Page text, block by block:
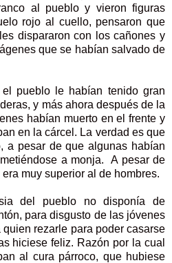
al pueblo y vieron figuras
rojo al cuello, pensaron que
dispararon con los cañones y
que se habían salvado de
pueblo le habían tenido gran
y más ahora después de la
habían muerto en el frente y
en la cárcel. La verdad es que
a pesar de que algunas habían
a monja. A pesar de
muy superior al de hombres.
del pueblo no disponía de
para disgusto de las jóvenes
rezarle para poder casarse
hiciese feliz. Razón por la cual
al cura párroco, que hubiese